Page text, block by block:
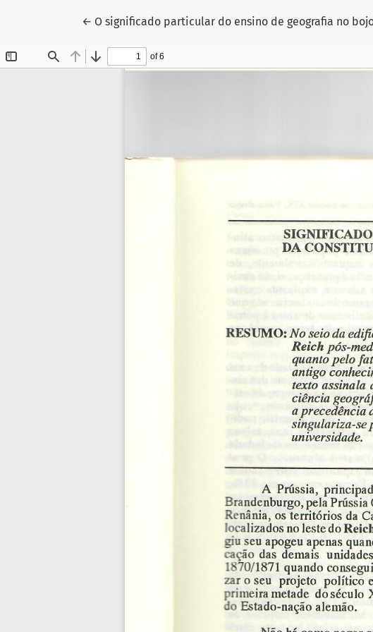
← Return to Article Details
O significado particular do ensino de geografia no